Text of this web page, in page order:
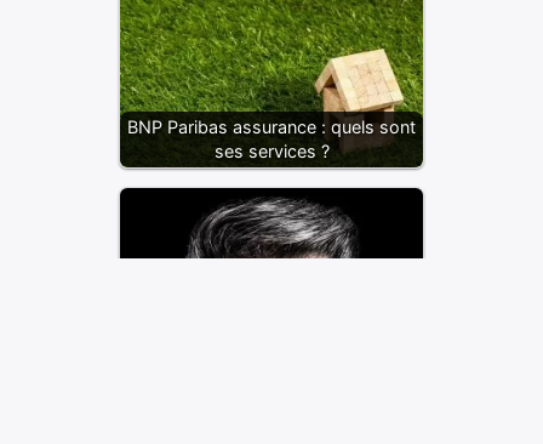
BNP Paribas assurance : quels sont
ses services ?